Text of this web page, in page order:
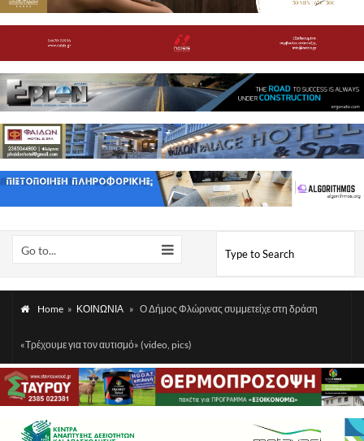
Go to...
Home » ΚΟΙΝΩΝΙΑ » Ο Δήμος Φλώρινας συμμετείχε στη δράση
«Τρέχουμε για τον αυτισμό» (video, pics)